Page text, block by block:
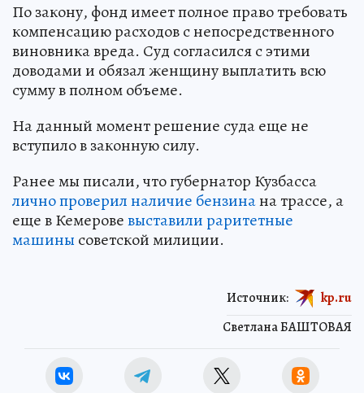
По закону, фонд имеет полное право требовать
компенсацию расходов с непосредственного
виновника вреда. Суд согласился с этими
доводами и обязал женщину выплатить всю
сумму в полном объеме.
На данный момент решение суда еще не
вступило в законную силу.
Ранее мы писали, что губернатор Кузбасса
лично проверил наличие бензинана трассе, а
еще в Кемеровевыставили раритетные
машины советской милиции.
Светлана БАШТОВАЯ
Источник: kp.ru